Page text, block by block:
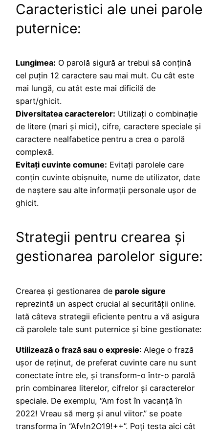
Caracteristici ale unei parole
puternice:
Lungimea: O parolă sigură ar trebui să conțină
cel puțin 12 caractere sau mai mult. Cu cât este
mai lungă, cu atât este mai dificilă de
spart/ghicit.
Diversitatea caracterelor: Utilizați o combinație
de litere (mari și mici), cifre, caractere speciale și
caractere nealfabetice pentru a crea o parolă
complexă.
Evitați cuvinte comune: Evitați parolele care
conțin cuvinte obișnuite, nume de utilizator, date
de naștere sau alte informații personale ușor de
ghicit.
Strategii pentru crearea și
gestionarea parolelor sigure:
Crearea și gestionarea de parole sigure
reprezintă un aspect crucial al securității online.
Iată câteva strategii eficiente pentru a vă asigura
că parolele tale sunt puternice și bine gestionate:
Utilizează o frază sau o expresie: Alege o frază
ușor de reținut, de preferat cuvinte care nu sunt
conectate între ele, și transform-o într-o parolă
prin combinarea literelor, cifrelor și caracterelor
speciale. De exemplu, “Am fost în vacanță în
2022! Vreau să merg și anul viitor.” se poate
transforma în “Afv!n2O19!++”. Poți testa aici cât